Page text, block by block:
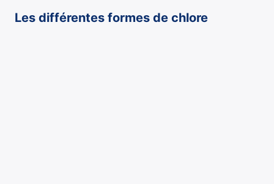
Les différentes formes de chlore